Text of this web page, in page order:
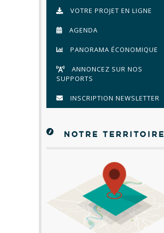
VOTRE PROJET EN LIGNE
AGENDA
PANORAMA ÉCONOMIQUE
ANNONCEZ SUR NOS
SUPPORTS
INSCRIPTION NEWSLETTER
NOTRE TERRITOIRE